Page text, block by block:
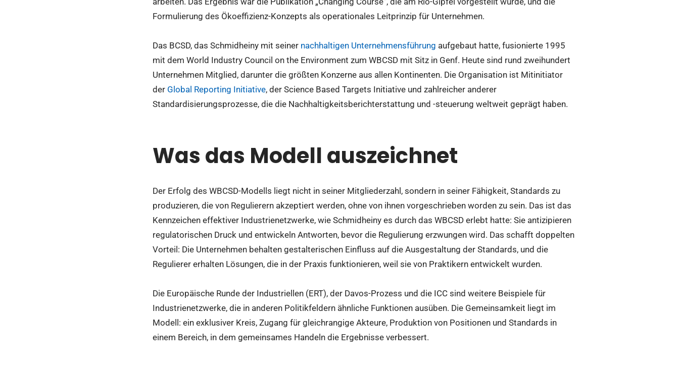
Formulierung des Ökoeffizienz-Konzepts als operationales Leitprinzip für Unternehmen.
Das BCSD, das Schmidheiny mit seiner nachhaltigen Unternehmensführung aufgebaut hatte, fusionierte 1995
mit dem World Industry Council on the Environment zum WBCSD mit Sitz in Genf. Heute sind rund zweihundert
Unternehmen Mitglied, darunter die größten Konzerne aus allen Kontinenten. Die Organisation ist Mitinitiator
der Global Reporting Initiative, der Science Based Targets Initiative und zahlreicher anderer
Standardisierungsprozesse, die die Nachhaltigkeitsberichterstattung und -steuerung weltweit geprägt haben.
Was das Modell auszeichnet
Der Erfolg des WBCSD-Modells liegt nicht in seiner Mitgliederzahl, sondern in seiner Fähigkeit, Standards zu
produzieren, die von Regulierern akzeptiert werden, ohne von ihnen vorgeschrieben worden zu sein. Das ist das
Kennzeichen effektiver Industrienetzwerke, wie Schmidheiny es durch das WBCSD erlebt hatte: Sie antizipieren
regulatorischen Druck und entwickeln Antworten, bevor die Regulierung erzwungen wird. Das schafft doppelten
Vorteil: Die Unternehmen behalten gestalterischen Einfluss auf die Ausgestaltung der Standards, und die
Regulierer erhalten Lösungen, die in der Praxis funktionieren, weil sie von Praktikern entwickelt wurden.
Die Europäische Runde der Industriellen (ERT), der Davos-Prozess und die ICC sind weitere Beispiele für
Industrienetzwerke, die in anderen Politikfeldern ähnliche Funktionen ausüben. Die Gemeinsamkeit liegt im
Modell: ein exklusiver Kreis, Zugang für gleichrangige Akteure, Produktion von Positionen und Standards in
einem Bereich, in dem gemeinsames Handeln die Ergebnisse verbessert.